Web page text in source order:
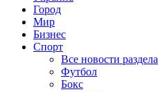
Город
Мир
Бизнес
Спорт
Все новости раздела
Футбол
Бокс